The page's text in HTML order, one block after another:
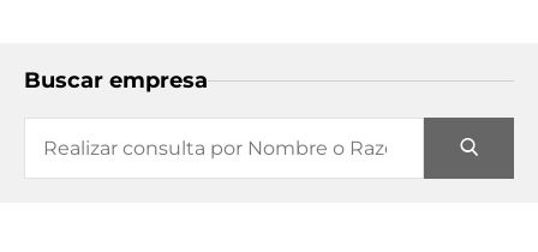
Buscar empresa